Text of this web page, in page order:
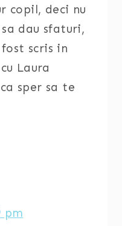
copil, deci nu
dau sfaturi,
scris in
Laura
sper sa te
pm